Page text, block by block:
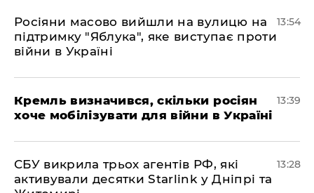
Росіяни масово вийшли на вулицю на
підтримку "Яблука", яке виступає проти
війни в Україні
13:54
Кремль визначився, скільки росіян
хоче мобілізувати для війни в Україні
13:39
СБУ викрила трьох агентів РФ, які
активували десятки Starlink у Дніпрі та
13:28